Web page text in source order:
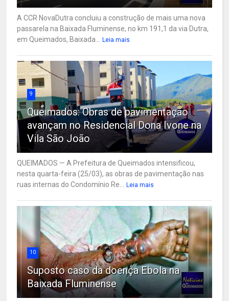
A CCR NovaDutra concluiu a construção de mais uma nova
passarela na Baixada Fluminense, no km 191,1 da via Dutra,
em Queimados, Baixada...
Leia mais
9
Queimados: Obras de pavimentação
avançam no Residencial Dona Ivone na
Vila São João
QUEIMADOS — A Prefeitura de Queimados intensificou,
nesta quarta-feira (25/03), as obras de pavimentação nas
ruas internas do Condomínio Re...
Leia mais
10
Suposto caso da doença Ebola na
Baixada Fluminense